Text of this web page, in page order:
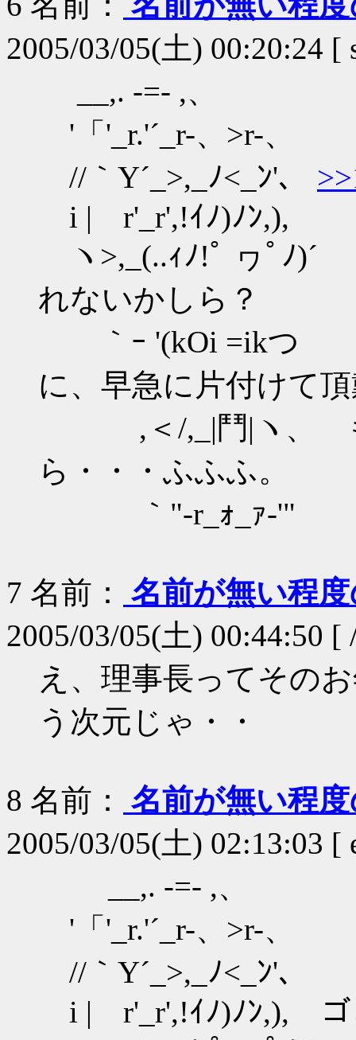
2005/03/05(土) 00:20:24 [
__,. -=- ,、
'「'_r.'´_r-、>r-、
//｀Y´_>,_ﾉ<_ﾝ'、
i | r'_r',!ｲﾉ)ﾉﾝ,),
ヽ>,_(..ｨﾉ!ﾟ ヮﾟﾉ)´
れないかしら？
｀ｰ '(kOi =ikつ 私
に、早急に片付けて
,＜/,_|鬥|ヽ、 も
ら・・・ふふふ。
｀"-r_ｫ_ｧ-'"
7 名前：
名前が無い程
2005/03/05(土) 00:44:50 [
え、理事長ってその
う次元じゃ・・
8 名前：
名前が無い程
2005/03/05(土) 02:13:03 [
__,. -=- ,、
'「'_r.'´_r-、>r-、
//｀Y´_>,_ﾉ<_ﾝ'、
i | r'_r',!ｲﾉ)ﾉﾝ,), ゴ